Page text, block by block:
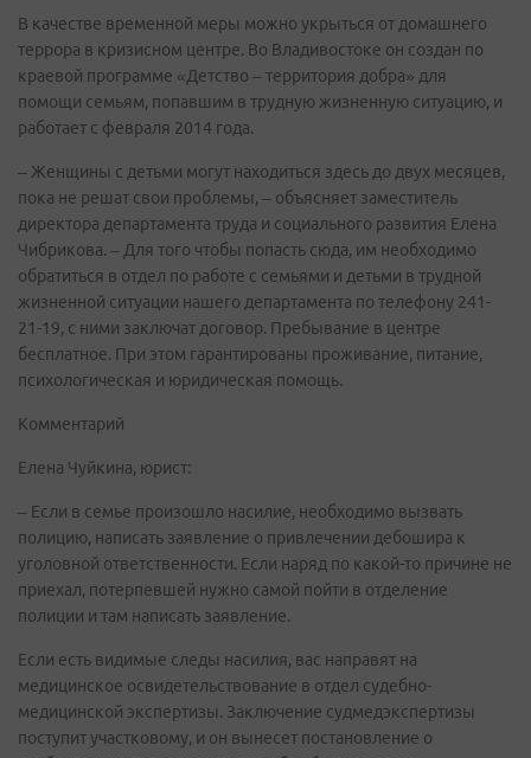
В качестве временной меры можно укрыться от домашнего
террора в кризисном центре. Во Владивостоке он создан по
краевой программе «Детство – территория добра» для
помощи семьям, попавшим в трудную жизненную ситуацию, и
работает с февраля 2014 года.
– Женщины с детьми могут находиться здесь до двух месяцев,
пока не решат свои проблемы, – объясняет заместитель
директора департамента труда и социального развития Елена
Чибрикова. – Для того чтобы попасть сюда, им необходимо
обратиться в отдел по работе с семьями и детьми в трудной
жизненной ситуации нашего департамента по телефону 241-
21-19, с ними заключат договор. Пребывание в центре
бесплатное. При этом гарантированы проживание, питание,
психологическая и юридическая помощь.
Комментарий
Елена Чуйкина, юрист:
– Если в семье произошло насилие, необходимо вызвать
полицию, написать заявление о привлечении дебошира к
уголовной ответственности. Если наряд по какой-то причине не
приехал, потерпевшей нужно самой пойти в отделение
полиции и там написать заявление.
Если есть видимые следы насилия, вас направят на
медицинское освидетельствование в отдел судебно-
медицинской экспертизы. Заключение судмедэкспертизы
поступит участковому, и он вынесет постановление о